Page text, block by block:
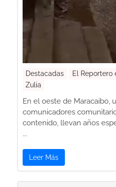
Destacadas El Reportero
Zulia
En el oeste de Maracaibo,
comunicadores
contenido, llevan años
...
Leer Más